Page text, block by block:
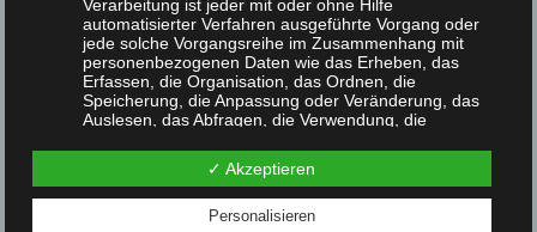
Tischler
14. November 2023
Ein Einbruch in die eigenen vier Wände ist für
viele Menschen ein schockierendes Erlebnis. Die
Verletzung der Privatsphäre, das
verlorengegangene…
Verarbeitung ist jeder mit oder ohne Hilfe
automatisierter Verfahren ausgeführte Vorgang oder
jede solche Vorgangsreihe im Zusammenhang mit
personenbezogenen Daten wie das Erheben, das
Erfassen, die Organisation, das Ordnen, die
Speicherung, die Anpassung oder Veränderung, das
Auslesen, das Abfragen, die Verwendung, die
Verknüpfung, die Einschränkung, das Löschen oder
die Vernichtung.
✓ Akzeptieren
Personalisieren